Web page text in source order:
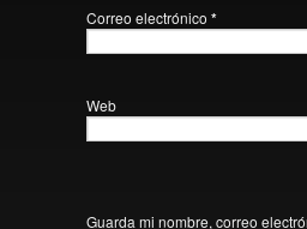
Correo electrónico *
Web
Guarda mi nombre, correo